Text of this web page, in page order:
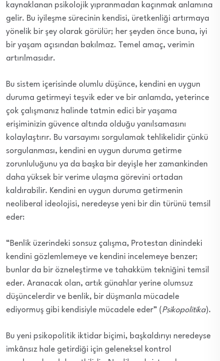
kaynaklanan psikolojik yıpranmadan kaçınmak anlamına
gelir. Bu iyileşme sürecinin kendisi, üretkenliği artırmaya
yönelik bir şey olarak görülür; her şeyden önce buna, iyi
bir yaşam açısından bakılmaz. Temel amaç, verimin
artırılmasıdır.
Bu sistem içerisinde olumlu düşünce, kendini en uygun
duruma getirmeyi teşvik eder ve bir anlamda, yeterince
çok çalışmanız halinde tatmin edici bir yaşama
erişiminizin güvence altında olduğu yanılsamasını
kolaylaştırır. Bu varsayımı sorgulamak tehlikelidir çünkü
sorgulanması, kendini en uygun duruma getirme
zorunluluğunu ya da başka bir deyişle her zamankinden
daha yüksek bir verime ulaşma görevini ortadan
kaldırabilir. Kendini en uygun duruma getirmenin
neoliberal ideolojisi, neredeyse yeni bir din türünü temsil
eder:
“Benlik üzerindeki sonsuz çalışma, Protestan dinindeki
kendini gözlemlemeye ve kendini incelemeye benzer;
bunlar da bir özneleştirme ve tahakküm tekniğini temsil
eder. Aranacak olan, artık günahlar yerine olumsuz
düşüncelerdir ve benlik, bir düşmanla mücadele
ediyormuş gibi kendisiyle mücadele eder” (Psikopolitika).
Bu yeni psikopolitik iktidar biçimi, başkaldırıyı neredeyse
imkânsız hale getirdiği için geleneksel kontrol